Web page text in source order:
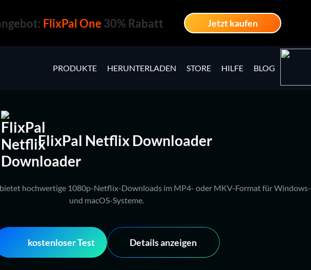
PRODUKTE HERUNTERLADEN STORE HILFE BLOG
FlixPal One 30% Rabatt Jetzt kaufen
FlixPal Netflix Downloader
hochwertige 1080p-Netflix-Downloads im MP4- oder MKV-Format für Windows-
und macOS-Systeme.
kostenloser Test Details anzeigen